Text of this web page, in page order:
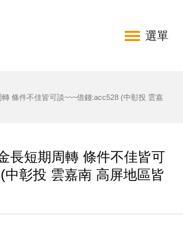
選單
條件不佳皆可談~~~借錢:acc528 (中彰投 雲嘉
長短期周轉 條件不佳皆可
彰投 雲嘉南 高屏地區皆